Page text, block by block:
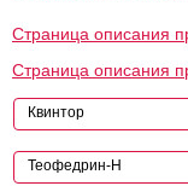
Страница описания
Страница описания